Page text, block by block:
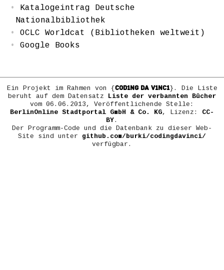
Katalogeintrag Deutsche
Nationalbibliothek
OCLC Worldcat (Bibliotheken weltweit)
Google Books
Ein Projekt im Rahmen von {COD1NG DA V1NC1}. Die Liste
beruht auf dem Datensatz Liste der verbannten Bücher
vom 06.06.2013, Veröffentlichende Stelle:
BerlinOnline Stadtportal GmbH & Co. KG, Lizenz: CC-
BY.
Der Programm-Code und die Datenbank zu dieser Web-
Site sind unter github.com/burki/codingdavinci/
verfügbar.